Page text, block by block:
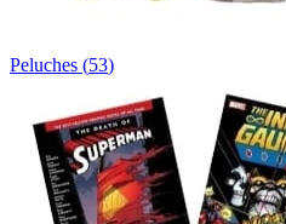
Peluches (53)